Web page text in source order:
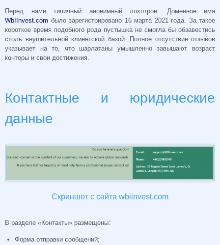
Перед нами типичный анонимный лохотрон. Доменное имя
WbIInvest.com было зарегистрировано 16 марта 2021 года. За такое
короткое время подобного рода пустышка не смогла бы обзавестись
столь внушительной клиентской базой. Полное отсутствие отзывов
указывает на то, что шарлатаны умышленно завышают возраст
конторы и свои достижения.
Контактные и юридические
данные
Скриншот с сайта wbiinvest.com
В разделе «Контакты» размещены:
Форма отправки сообщений;